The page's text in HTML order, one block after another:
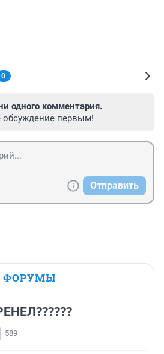
0
одного комментария.
обсуждение первым!
Отправить
ФОРУМЫ
589